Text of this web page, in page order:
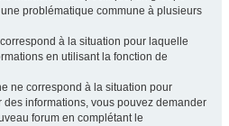
problématique commune à plusieurs
à la situation pour laquelle
en utilisant la fonction de
ne correspond à la situation pour
informations, vous pouvez demander
forum en complétant le